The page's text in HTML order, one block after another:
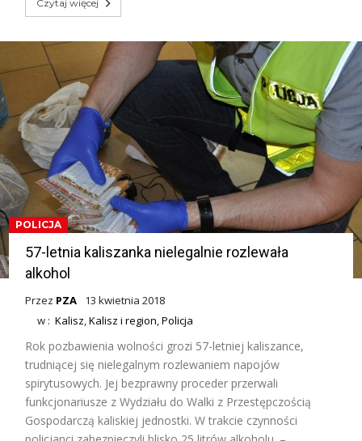
Czytaj więcej
POLICJA
57-letnia kaliszanka nielegalnie rozlewała
alkohol
Przez PZA
13 kwietnia 2018
w :Kalisz,Kalisz i region,Policja
Rok pozbawienia wolności grozi 57-letniej kaliszance,
trudniącej się nielegalnym rozlewaniem napojów
spirytusowych. Jej bezprawny proceder przerwali
funkcjonariusze z Wydziału do Walki z Przestępczością
Gospodarczą kaliskiej jednostki. W trakcie czynności